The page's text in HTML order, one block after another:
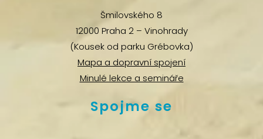
Šmilovského 8
12000 Praha 2 – Vinohrady
(Kousek od parku Grébovka)
Mapa a dopravní spojení
Minulé lekce a semináře
Spojme se